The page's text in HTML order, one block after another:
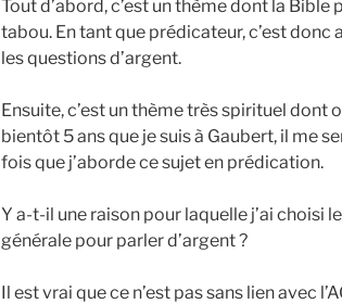
Tout d’abord, c’est un thème dont la
tabou. En tant que prédicateur, c’est donc
les questions d’argent.
Ensuite, c’est un thème très spirituel dont
bientôt 5 ans que je suis à Gaubert, il me
fois que j’aborde ce sujet en prédication.
Y a-t-il une raison pour laquelle j’ai choisi
générale pour parler d’argent ?
Il est vrai que ce n’est pas sans lien avec